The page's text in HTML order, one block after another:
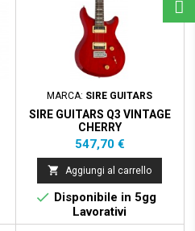
MARCA: SIRE GUITARS
SIRE GUITARS Q3 VINTAGE
CHERRY
Prezzo
547,70 €
 Aggiungi al carrello
 Disponibile in 5gg
Lavorativi